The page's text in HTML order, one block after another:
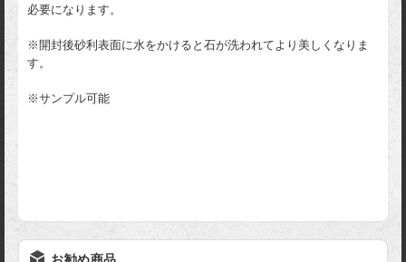
必要になります。
※開封後砂利表面に水をかけると石が洗われてより美しくなりま
す。
※サンプル可能